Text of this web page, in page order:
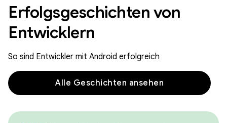
Erfolgsgeschichten von
Entwicklern
So sind Entwickler mit Android erfolgreich
Alle Geschichten ansehen